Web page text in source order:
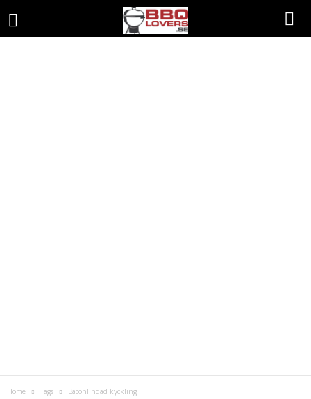
Home Tags Baconlindad kyckling